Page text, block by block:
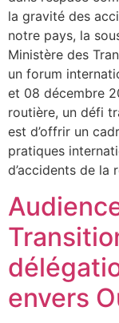
la gravité des
notre pays, la
Ministère des
un forum
et 08 décembre
routière, un défi
est d’offrir un
pratiques
d’accidents de la
envers